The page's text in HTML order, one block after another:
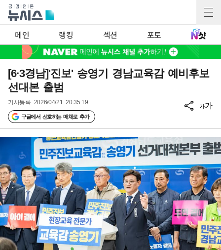
메인 랭킹 섹션 포토
[6·3경남]'진보' 송영기 경남교육감 예비후보
선대본 출범
기사등록 2026/04/21 20:35:19
구글에서 선호하는 매체로 추가
가가